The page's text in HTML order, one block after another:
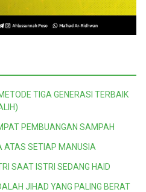
TIGA GENERASI TERBAIK
PEMBUANGAN SAMPAH
ATAS SETIAP MANUSIA
SAAT ISTRI SEDANG HAID
JIHAD YANG PALING BERAT